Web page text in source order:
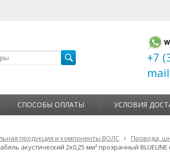
+7
СПОСОБЫ ОПЛАТЫ УСЛОВИЯ
продукция и компоненты ВОЛС Провода,
акустический 2х0,25 мм² прозрачный BLUELINE